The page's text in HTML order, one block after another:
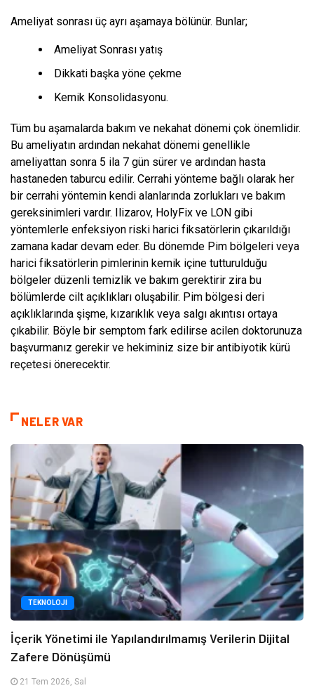
Ameliyat sonrası üç ayrı aşamaya bölünür. Bunlar;
Ameliyat Sonrası yatış
Dikkati başka yöne çekme
Kemik Konsolidasyonu.
Tüm bu aşamalarda bakım ve nekahat dönemi çok önemlidir.
Bu ameliyatın ardından nekahat dönemi genellikle
ameliyattan sonra 5 ila 7 gün sürer ve ardından hasta
hastaneden taburcu edilir. Cerrahi yönteme bağlı olarak her
bir cerrahi yöntemin kendi alanlarında zorlukları ve bakım
gereksinimleri vardır. Ilizarov, HolyFix ve LON gibi
yöntemlerle enfeksiyon riski harici fiksatörlerin çıkarıldığı
zamana kadar devam eder. Bu dönemde Pim bölgeleri veya
harici fiksatörlerin pimlerinin kemik içine tutturulduğu
bölgeler düzenli temizlik ve bakım gerektirir zira bu
bölümlerde cilt açıklıkları oluşabilir. Pim bölgesi deri
açıklıklarında şişme, kızarıklık veya salgı akıntısı ortaya
çıkabilir. Böyle bir semptom fark edilirse acilen doktorunuza
başvurmanız gerekir ve hekiminiz size bir antibiyotik kürü
reçetesi önerecektir.
NELER VAR
TEKNOLOJI
İçerik Yönetimi ile Yapılandırılmamış Verilerin Dijital
Zafere Dönüşümü
21 Tem 2026, Sal